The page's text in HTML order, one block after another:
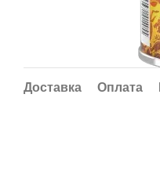
Доставка Оплата